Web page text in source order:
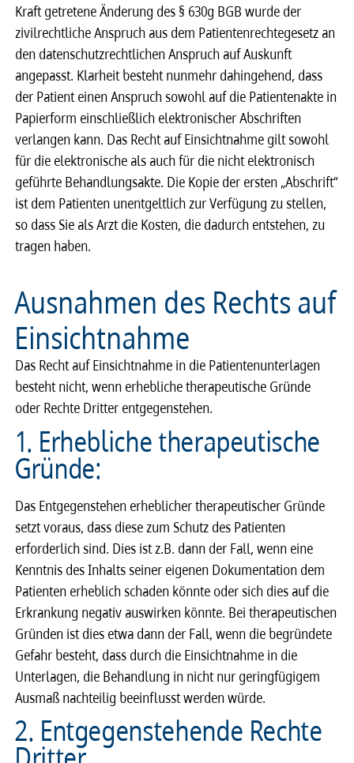
Kraft getretene Änderung des § 630g BGB wurde der
zivilrechtliche Anspruch aus dem Patientenrechtegesetz an
den datenschutzrechtlichen Anspruch auf Auskunft
angepasst. Klarheit besteht nunmehr dahingehend, dass
der Patient einen Anspruch sowohl auf die Patientenakte in
Papierform einschließlich elektronischer Abschriften
verlangen kann. Das Recht auf Einsichtnahme gilt sowohl
für die elektronische als auch für die nicht elektronisch
geführte Behandlungsakte. Die Kopie der ersten „Abschrift“
ist dem Patienten unentgeltlich zur Verfügung zu stellen,
so dass Sie als Arzt die Kosten, die dadurch entstehen, zu
tragen haben.
Ausnahmen des Rechts auf
Einsichtnahme
Das Recht auf Einsicht­nahme in die Patienten­un­ter­la­gen
besteht nicht, wenn erhebliche therapeutische Gründe
oder Rechte Dritter entgegenstehen.
1. Erheb­li­che thera­peu­ti­sche
Gründe:
Das Entgegenstehen erheblicher therapeutischer Gründe
setzt voraus, dass diese zum Schutz des Patienten
erforderlich sind. Dies ist z.B. dann der Fall, wenn eine
Kenntnis des Inhalts seiner eigenen Dokumentation dem
Patienten erheblich schaden könnte oder sich dies auf die
Erkrankung negativ auswirken könnte. Bei thera­peu­ti­schen
Grün­den ist dies etwa dann der Fall, wenn die begrün­dete
Gefahr besteht, dass durch die Einsicht­nahme in die
Unterlagen, die Behand­lung in nicht nur gering­fü­gi­gem
Ausmaß nach­tei­lig beein­flusst werden würde.
2. Entgegenstehende Rechte